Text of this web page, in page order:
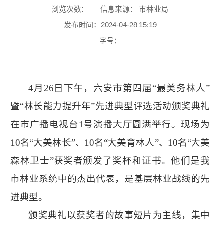
浏览次数：
信息来源： 市林业局
发布时间：2024-04-28 15:19
字号：
4月 26 日下午，六安市第 四 届“最美务林人”
暨“林长能力提升年”先进典型评选活动颁奖典礼
在市广播电视台1号演播大厅圆满举行。现场为
10名“大美林长”、10名“大美育林人”、 10名“大美
森林卫士”获奖者颁发了奖杯和证书。他们是我
市林业系统中的杰出代表，是基层林业战线的先
进典型。
颁奖典礼以获奖者的故事短片为主线，集中